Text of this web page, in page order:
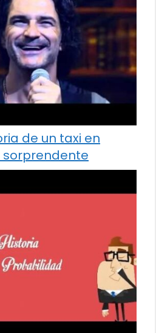
de un taxi en
sorprendente